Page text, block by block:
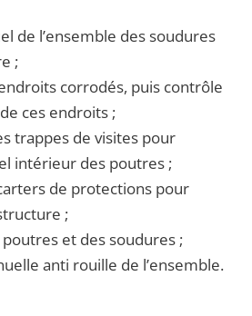
de l’ensemble des soudures
;
corrodés, puis contrôle
ces endroits ;
trappes de visites pour
intérieur des poutres ;
de protections pour
;
et des soudures ;
anti rouille de l’ensemble.